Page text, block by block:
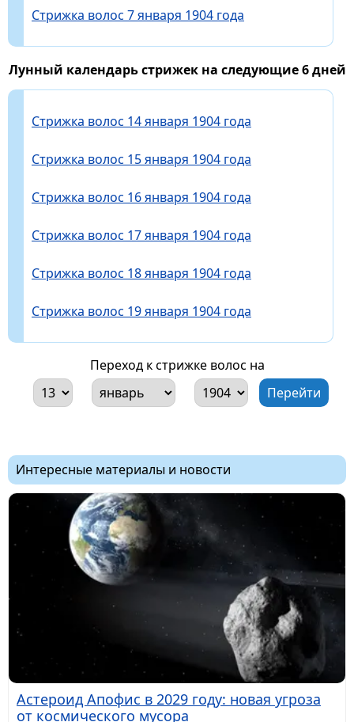
Стрижка волос 7 января 1904 года
Лунный календарь стрижек на следующие 6 дней
Стрижка волос 14 января 1904 года
Стрижка волос 15 января 1904 года
Стрижка волос 16 января 1904 года
Стрижка волос 17 января 1904 года
Стрижка волос 18 января 1904 года
Стрижка волос 19 января 1904 года
Переход к стрижке волос на
Интересные материалы и новости
Астероид Апофис в 2029 году: новая угроза
от космического мусора